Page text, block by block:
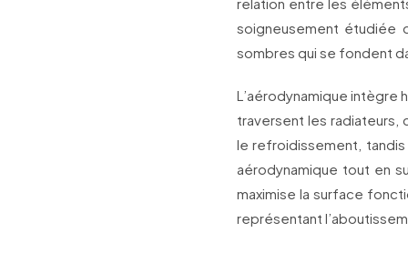
soigneusement étudiée
sombres qui se fondent
L’aérodynamique intègre
traversent les radiateurs,
le refroidissement, tandis
aérodynamique tout en
maximise la surface
représentant